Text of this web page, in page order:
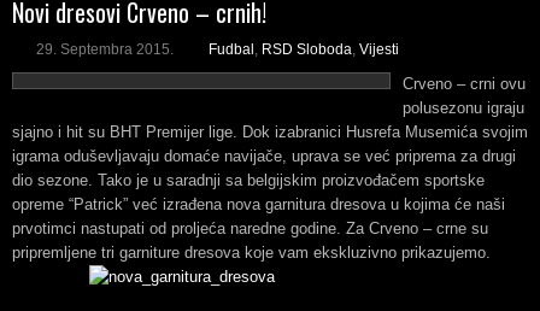
Novi dresovi Crveno – crnih!
29. Septembra 2015. Fudbal , RSD Sloboda, Vijesti
Crveno – crni ovu
polusezonu igraju
sjajno i hit su BHT Premijer lige. Dok izabranici Husrefa Musemića svojim
igrama oduševljavaju domaće navijače, uprava se već priprema za drugi
dio sezone. Tako je u saradnji sa belgijskim proizvođačem sportske
opreme “Patrick” već izrađena nova garnitura dresova u kojima će naši
prvotimci nastupati od proljeća naredne godine. Za Crveno – crne su
pripremljene tri garniture dresova koje vam ekskluzivno prikazujemo.